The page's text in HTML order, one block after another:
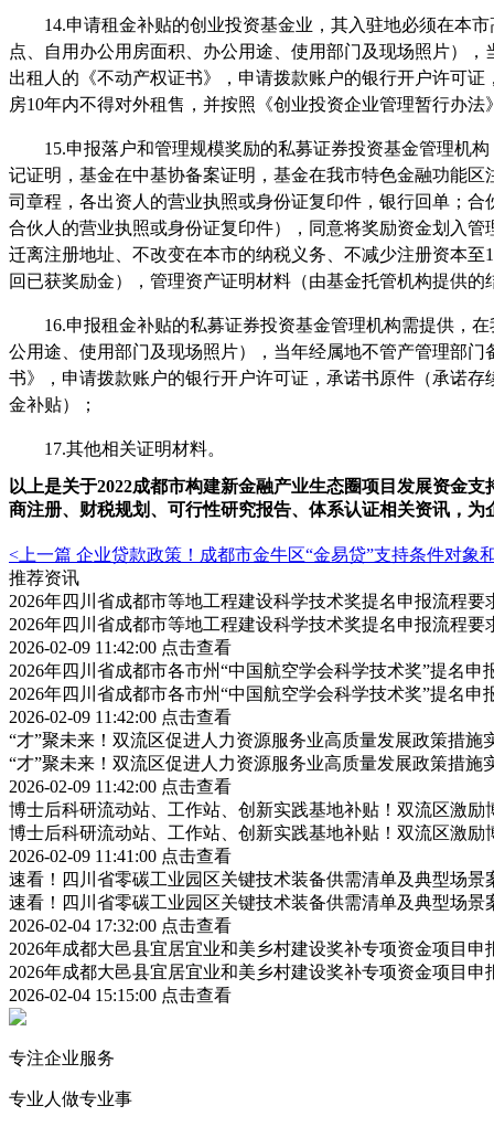
14.申请租金补贴的创业投资基金业，其入驻地必须在本
点、自用办公用房面积、办公用途、使用部门及现场照片）
出租人的《不动产权证书》，申请拨款账户的银行开户许可
房10年内不得对外租售，并按照《创业投资企业管理暂行办
15.申报落户和管理规模奖励的私募证券投资基金管理机
记证明，基金在中基协备案证明，基金在我市特色金融功能
司章程，各出资人的营业执照或身份证复印件，银行回单；
合伙人的营业执照或身份证复印件），同意将奖励资金划入
迁离注册地址、不改变在本市的纳税义务、不减少注册资本
回已获奖励金），管理资产证明材料（由基金托管机构提供
16.申报租金补贴的私募证券投资基金管理机构需提供，
公用途、使用部门及现场照片），当年经属地不管产管理部
书》，申请拨款账户的银行开户许可证，承诺书原件（承诺
金补贴）；
17.其他相关证明材料。
以上是关于2022成都市构建新金融产业生态圈项目发展资金支
商注册、财税规划、可行性研究报告、体系认证相关资讯，为
<上一篇 企业贷款政策！成都市金牛区“金易贷”支持条件对象
推荐资讯
2026年四川省成都市等地工程建设科学技术奖提名申报流程
2026年四川省成都市等地工程建设科学技术奖提名申报流程
2026-02-09 11:42:00 点击查看
2026年四川省成都市各市州“中国航空学会科学技术奖”提名申
2026年四川省成都市各市州“中国航空学会科学技术奖”提名申
2026-02-09 11:42:00 点击查看
“才”聚未来！双流区促进人力资源服务业高质量发展政策措施
“才”聚未来！双流区促进人力资源服务业高质量发展政策措施
2026-02-09 11:42:00 点击查看
博士后科研流动站、工作站、创新实践基地补贴！双流区激
博士后科研流动站、工作站、创新实践基地补贴！双流区激
2026-02-09 11:41:00 点击查看
速看！四川省零碳工业园区关键技术装备供需清单及典型场
速看！四川省零碳工业园区关键技术装备供需清单及典型场
2026-02-04 17:32:00 点击查看
2026年成都大邑县宜居宜业和美乡村建设奖补专项资金项目
2026年成都大邑县宜居宜业和美乡村建设奖补专项资金项目
2026-02-04 15:15:00 点击查看
专注企业服务
专业人做专业事